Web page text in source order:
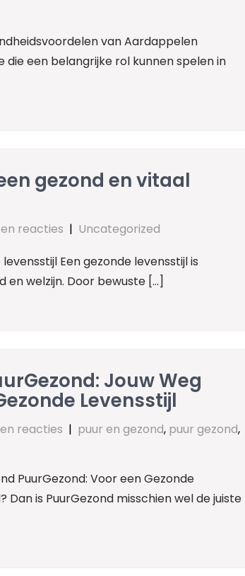
van Aardappelen
een belangrijke rol kunnen spelen in
gezond en vitaal
reacties | Uncategorized
Een gezonde levensstijl is
en welzijn. Door bewuste […]
Jouw Weg
Levensstijl
reacties | puur en gezond, puur gezond,
PuurGezond: Voor een Gezonde
Dan is PuurGezond misschien wel de juiste